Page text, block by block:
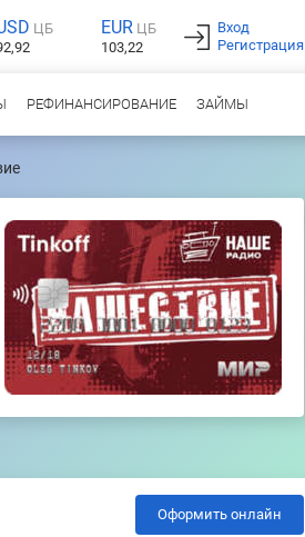
ЦБ
EUR ЦБ
103,22
Вход
Регистрация
РЕФИНАНСИРОВАНИЕ ЗАЙМЫ
Оформить онлайн